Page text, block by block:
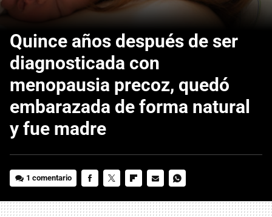
Quince años después de ser
diagnosticada con
menopausia precoz, quedó
embarazada de forma natural
y fue madre
1 comentario
MAIL